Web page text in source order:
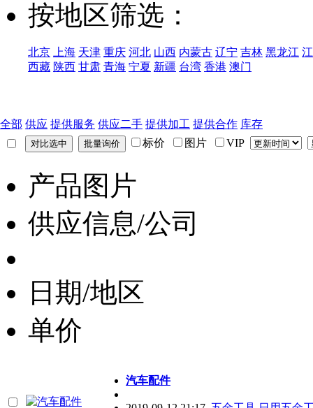
按地区筛选：
北京 上海 天津 重庆 河北 山西 内蒙古 辽宁 吉林 黑龙江
西藏 陕西 甘肃 青海 宁夏 新疆 台湾 香港 澳门
全部 供应 提供服务 供应二手 提供加工 提供合作 库存
标价
图片 VIP
产品图片
供应信息/公司
日期/地区
单价
汽车配件